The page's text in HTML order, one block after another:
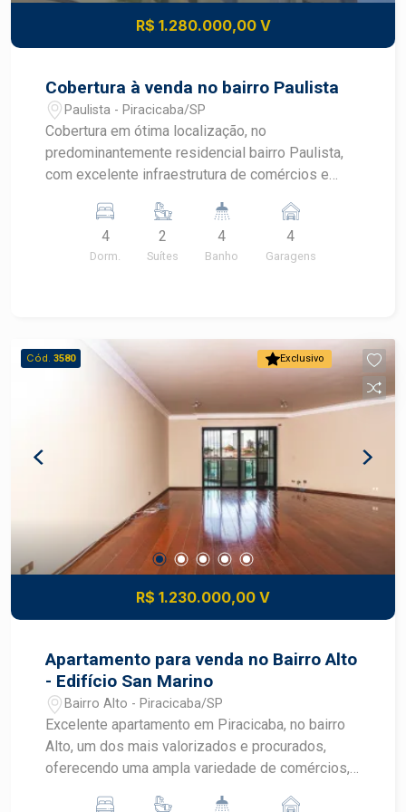
R$ 1.280.000,00 V
Cobertura à venda no bairro Paulista
Paulista - Piracicaba/SP
Cobertura em ótima localização, no
predominantemente residencial bairro Paulista,
com excelente infraestrutura de comércios e
de Moraes, que concede fácil acesso ao Centro
da cidade e também ao centro comercial do
- 4 vagas de garagem. O prédio dispõe de
piscina, academia, área infantil e portaria 24h.
Agende sua visita!
4
Dorm.
2
Suítes
4
Banho
4
Garagens
Exclusivo
Cód. 3580
R$ 1.230.000,00 V
Apartamento para venda no Bairro Alto
- Edifício San Marino
Bairro Alto - Piracicaba/SP
Excelente apartamento em Piracicaba, no bairro
Alto, um dos mais valorizados e procurados,
oferecendo uma ampla variedade de comércios,